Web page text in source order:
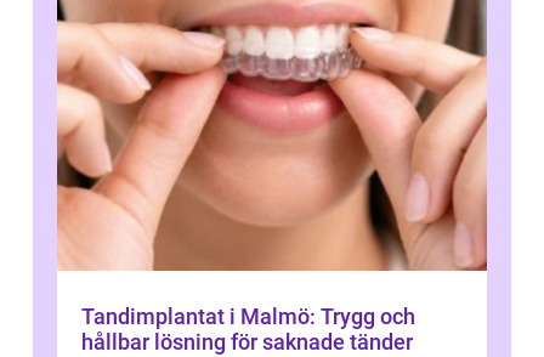
Tandimplantat i Malmö: Trygg och
hållbar lösning för saknade tänder